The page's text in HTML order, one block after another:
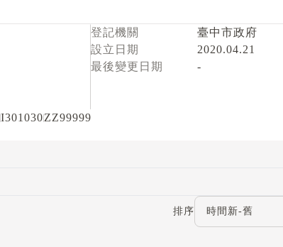
登記機關
臺中市政府
設立日期
2020.04.21
最後變更日期
-
I301030ZZ99999
排序
評論排序